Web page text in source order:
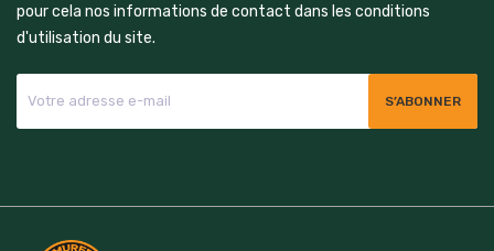
pour cela nos informations de contact dans les conditions
d'utilisation du site.